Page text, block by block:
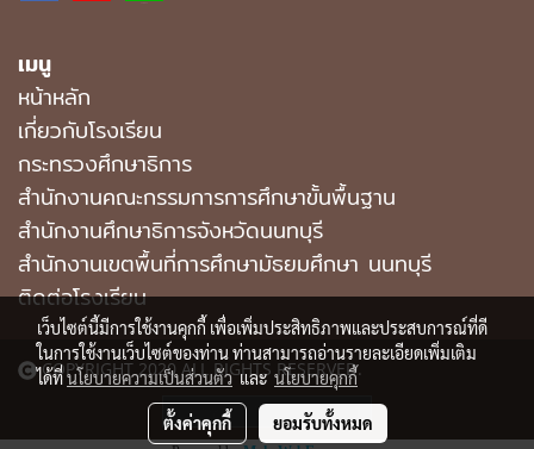
เมนู
หน้าหลัก
เกี่ยวกับโรงเรียน
กระทรวงศึกษาธิการ
สำนักงานคณะกรรมการการศึกษาขั้นพื้นฐาน
สำนักงานศึกษาธิการจังหวัดนนทบุรี
สํานักงานเขตพื้นที่การศึกษามัธยมศึกษา นนทบุรี
ติดต่อโรงเรียน
COPYRIGHT 2020 ALL RIGHTS RESERVED.
ผู้เข้าชมวันนี้
1
เว็บไซต์นี้มีการใช้งานคุกกี้ เพื่อเพิ่มประสิทธิภาพและประสบการณ์ที่ดี
ในการใช้งานเว็บไซต์ของท่าน ท่านสามารถอ่านรายละเอียดเพิ่มเติม
ได้ที่นโยบายความเป็นส่วนตัวและนโยบายคุกกี้
ตั้งค่าคุกกี้ ยอมรับทั้งหมด